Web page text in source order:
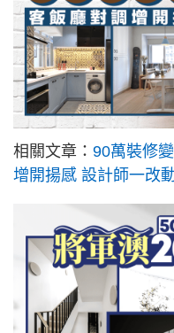
相關文章： 90萬裝修
增開揚感 設計師一改